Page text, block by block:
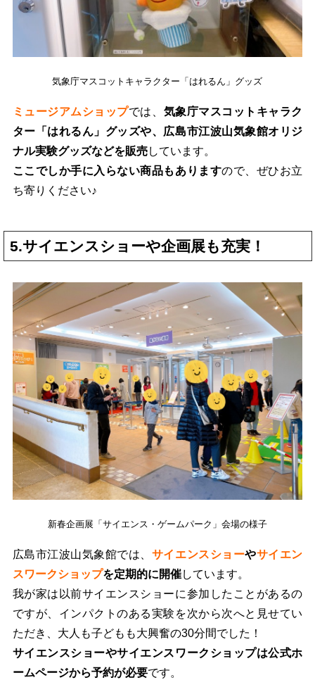
気象庁マスコットキャラクター「はれるん」グッズ
ミュージアムショップでは、 気象庁マスコットキャラク
ター「はれるん」グッズや、広島市江波山気象館オリジ
ナル実験グッズなどを販売しています。
ここでしか手に入らない商品もありますので、ぜひお立
ち寄りください♪
5.サイエンスショーや企画展も充実！
新春企画展「サイエンス・ゲームパーク」会場の様子
広島市江波山気象館では、 サイエンスショーやサイエン
スワークショップを定期的に開催しています。
我が家は以前サイエンスショーに参加したことがあるの
ですが、インパクトのある実験を次から次へと見せてい
ただき、大人も子どもも大興奮の30分間でした！
サイエンスショーやサイエンスワークショップは公式ホ
ームページから予約が必要です。